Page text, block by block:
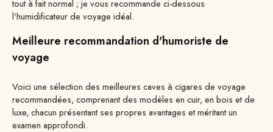
tout à fait normal ; je vous recommande ci-dessous
l'humidificateur de voyage idéal.
Meilleure recommandation d'humoriste de
voyage
Voici une sélection des meilleures caves à cigares de voyage
recommandées, comprenant des modèles en cuir, en bois et de
luxe, chacun présentant ses propres avantages et méritant un
examen approfondi.